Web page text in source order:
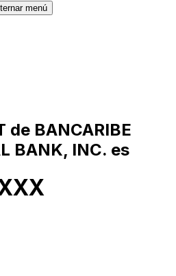
menú
de BANCARIBE
BANK, INC. es